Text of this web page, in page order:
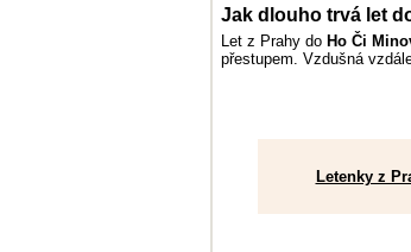
Jak dlouho trvá let
Let z Prahy do Ho Či
přestupem. Vzdušná
Letenky z